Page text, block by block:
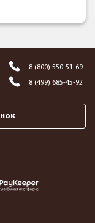
8 (800) 550-51-69
8 (499) 685-45-92